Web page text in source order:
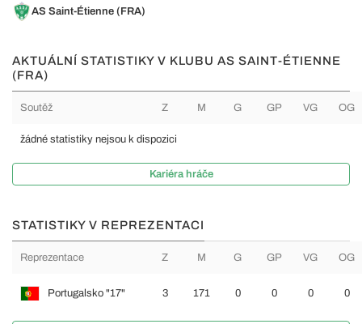
AS Saint-Étienne (FRA)
AKTUÁLNÍ STATISTIKY V KLUBU AS SAINT-ÉTIENNE
(FRA)
Soutěž Z M G GP VG OG
žádné statistiky nejsou k dispozici
Kariéra hráče
STATISTIKY V REPREZENTACI
Reprezentace Z M G GP VG OG
Portugalsko "17" 3 171 0 0 0 0